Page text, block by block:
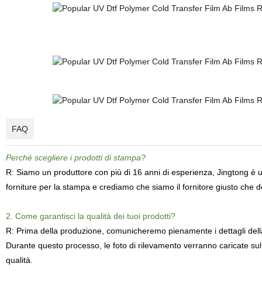
FAQ
Perché scegliere i prodotti di stampa?
R: Siamo un produttore con più di 16 anni di esperienza, Jingtong
forniture per la stampa e crediamo che siamo il fornitore giusto che
2. Come garantisci la qualità dei tuoi prodotti?
R: Prima della produzione, comunicheremo pienamente i dettagli
Durante questo processo, le foto di rilevamento verranno caricate
qualità.